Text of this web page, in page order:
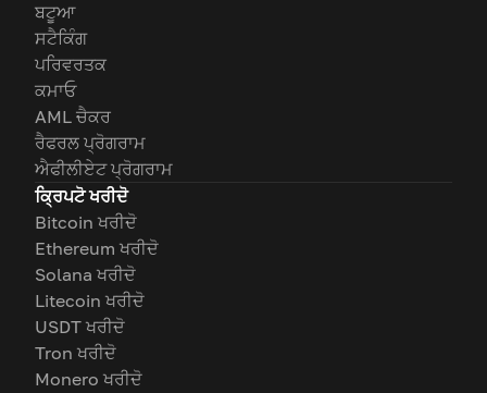
ਬਟੂਆ
ਸਟੈਕਿੰਗ
ਪਰਿਵਰਤਕ
ਕਮਾਓ
AML ਚੈਕਰ
ਰੈਫਰਲ ਪ੍ਰੋਗਰਾਮ
ਐਫੀਲੀਏਟ ਪ੍ਰੋਗਰਾਮ
ਕ੍ਰਿਪਟੋ ਖਰੀਦੋ
Bitcoin ਖਰੀਦੋ
Ethereum ਖਰੀਦੋ
Solana ਖਰੀਦੋ
Litecoin ਖਰੀਦੋ
USDT ਖਰੀਦੋ
Tron ਖਰੀਦੋ
Monero ਖਰੀਦੋ